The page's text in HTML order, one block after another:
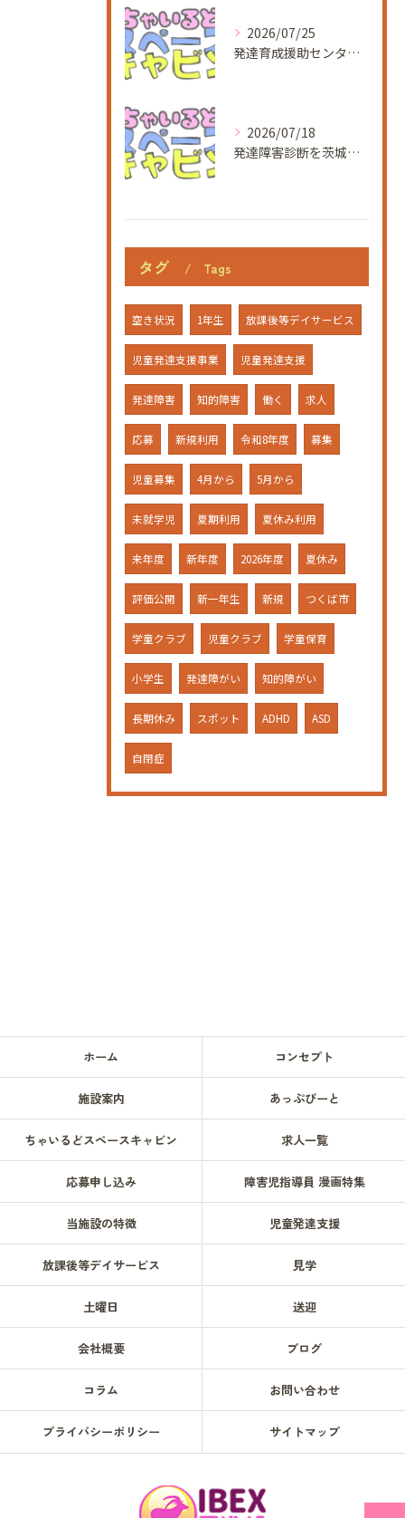
2026/07/25
発達育成援助センターの児童発達支援事業で未就学児の発達が気になる方への土曜開所と利用者募集情報
2026/07/18
発達障害診断を茨城県つくば市駒込で受ける流れと利用できる支援事業ガイド
タグ Tags
空き状況 1年生 放課後等デイサービス
児童発達支援事業 児童発達支援
発達障害 知的障害 働く 求人
応募 新規利用 令和8年度 募集
児童募集 4月から 5月から
未就学児 夏期利用 夏休み利用
来年度 新年度 2026年度 夏休み
評価公開 新一年生 新規 つくば市
学童クラブ 児童クラブ 学童保育
小学生 発達障がい 知的障がい
長期休み スポット ADHD ASD
自閉症
ホーム コンセプト
施設案内 あっぷびーと
ちゃいるどスペースキャビン 求人一覧
応募申し込み 障害児指導員 漫画特集
当施設の特徴 児童発達支援
放課後等デイサービス 見学
土曜日 送迎
会社概要 ブログ
コラム お問い合わせ
プライバシーポリシー サイトマップ